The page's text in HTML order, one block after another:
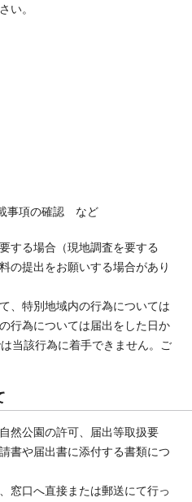
い。
事項の確認 など
する場合（現地調査を要する
の提出をお願いする場合があり
、特別地域内の行為については
行為については届出をした日か
当該行為に着手できません。ご
然公園の許可、届出等取扱要
書や届出書に添付する書類につ
窓口へ直接または郵送にて行っ